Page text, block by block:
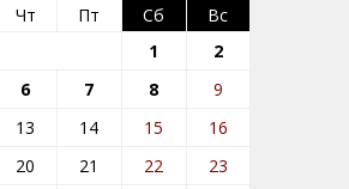
Чт Пт Сб
Вс
1
2
6 7 8
9
13 14 15
16
20 21 22
23